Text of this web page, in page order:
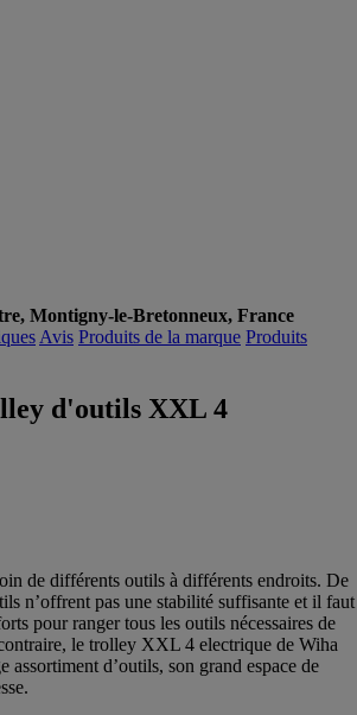
Montigny-le-Bretonneux, France
Avis Produits de la marque Produits
d'outils XXL 4
de différents outils à différents endroits. De
n’offrent pas une stabilité suffisante et il faut
pour ranger tous les outils nécessaires de
le trolley XXL 4 electrique de Wiha
assortiment d’outils, son grand espace de